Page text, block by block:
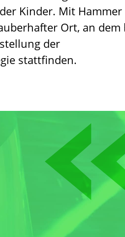
Kinder. Mit Hammer
Ort, an dem
der
stattfinden.